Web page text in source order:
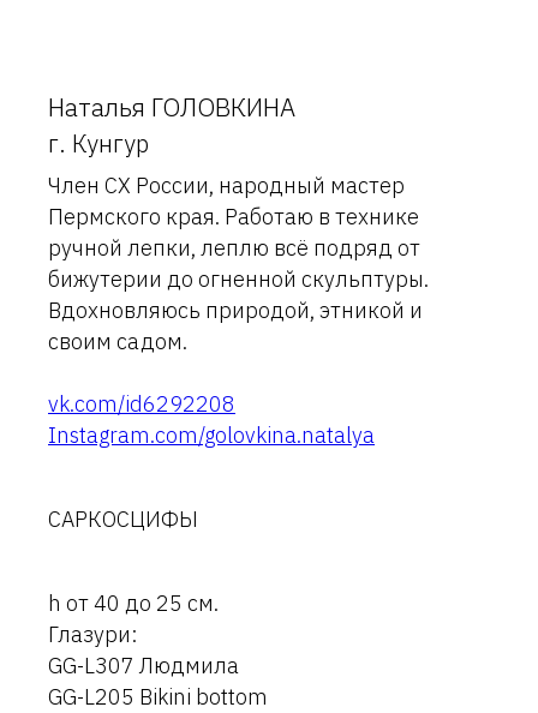
Наталья ГОЛОВКИНА
г. Кунгур
Член СХ России, народный мастер
Пермского края. Работаю в технике
ручной лепки, леплю всё подряд от
бижутерии до огненной скульптуры.
Вдохновляюсь природой, этникой и
своим садом.
vk.com/id6292208
Instagram.com/golovkina.natalya
САРКОСЦИФЫ
h от 40 до 25 см.
Глазури:
GG-L307 Людмила
GG-L205 Bikini bottom